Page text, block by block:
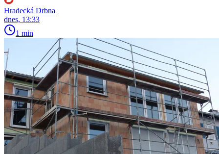
Hradecká Drbna
dnes, 13:33
1 min